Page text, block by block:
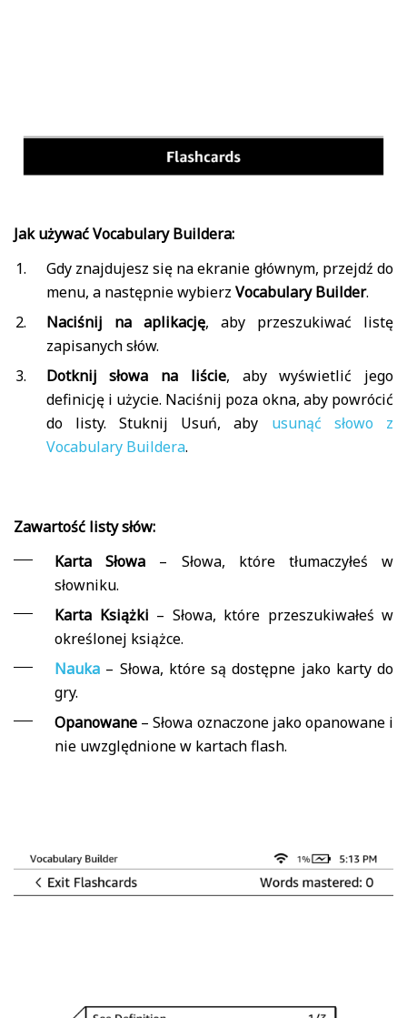
Jak używać Vocabulary Buildera:
Gdy znajdujesz się na ekranie głównym, przejdź do
menu, a następnie wybierz Vocabulary Builder.
Naciśnij na aplikację, aby przeszukiwać listę
zapisanych słów.
Dotknij słowa na liście, aby wyświetlić jego
definicję i użycie. Naciśnij poza okna, aby powrócić
do listy. Stuknij Usuń, aby usunąć słowo z
Vocabulary Buildera.
Zawartość listy słów:
Karta Słowa – Słowa, które tłumaczyłeś w
słowniku.
Karta Książki – Słowa, które przeszukiwałeś w
określonej książce.
Nauka – Słowa, które są dostępne jako karty do
gry.
Opanowane – Słowa oznaczone jako opanowane i
nie uwzględnione w kartach flash.